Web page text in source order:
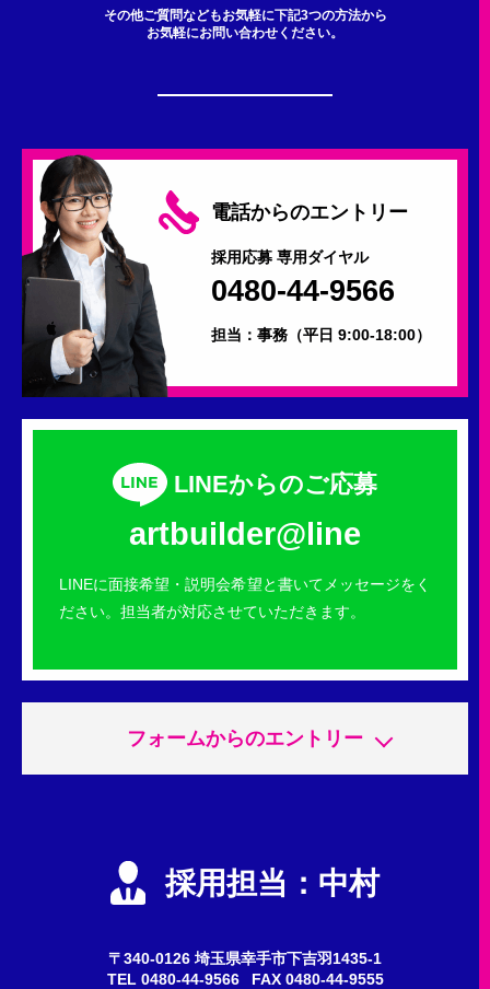
その他ご質問などもお気軽に下記3つの方法から
お気軽にお問い合わせください。
電話からのエントリー
採用応募 専用ダイヤル
0480-44-9566
担当：事務 （平日 9:00-18:00）
LINEからのご応募
artbuilder@line
LINEに面接希望・説明会希望と書いてメッセージをく
ださい。担当者が対応させていただきます。
フォームからのエントリー
会社説明会 採用担当：中村
〒340-0126 埼玉県幸手市下吉羽1435-1
TEL 0480-44-9566 FAX 0480-44-9555